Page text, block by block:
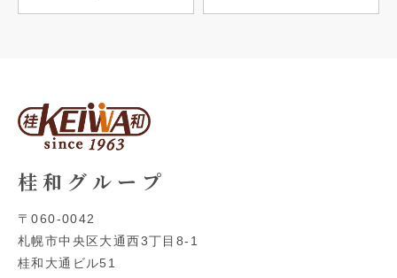
桂 和 グ ル ー プ
〒060-0042
札幌市中央区大通西3丁目8-1
桂和大通ビル51